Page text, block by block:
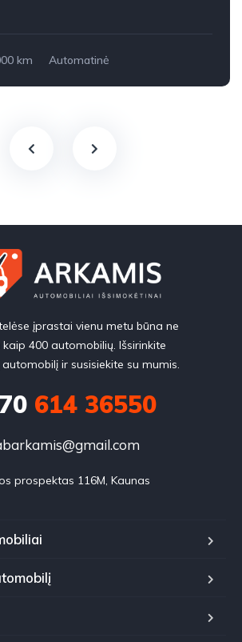
km
Automatinė
įprastai vienu metu būna ne
400 automobilių. Išsirinkite
ir susisiekite su mumis.
614 36550
prospektas 116M, Kaunas